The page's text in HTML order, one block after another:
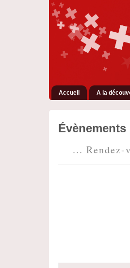
Accueil A la
Évènements
... Rendez-